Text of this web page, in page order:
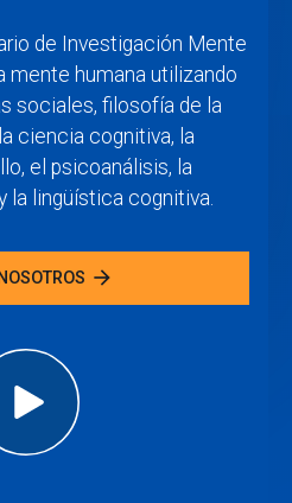
de Investigación Mente
mente humana utilizando
sociales, filosofía de la
ciencia cognitiva, la
el psicoanálisis, la
la lingüística cognitiva.
arrow_forward